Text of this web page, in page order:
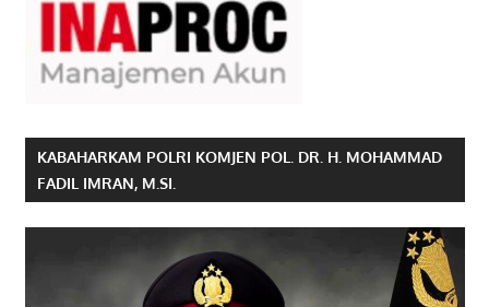
KABAHARKAM POLRI KOMJEN POL. DR. H. MOHAMMAD
FADIL IMRAN, M.SI.